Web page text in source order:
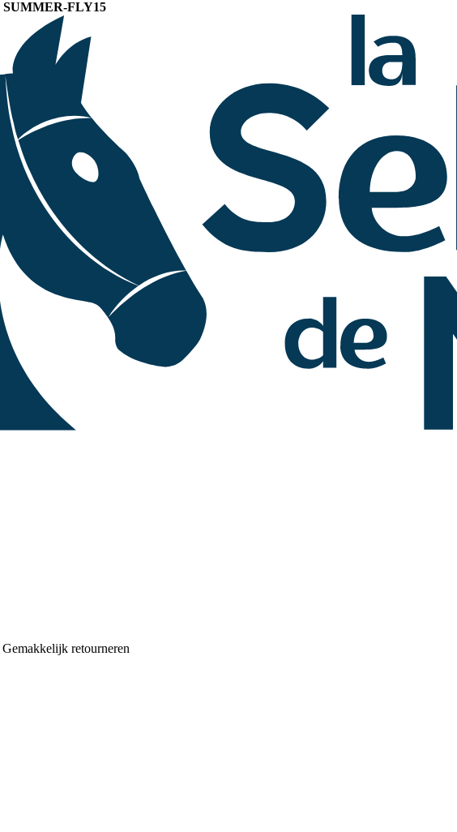
SUMMER-FLY15
Gemakkelijk retourneren